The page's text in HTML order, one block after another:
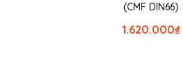
(CMF DIN66)
₫
1.620.000